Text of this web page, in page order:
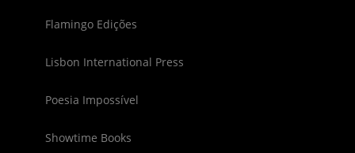
Flamingo Edições
Lisbon International Press
Poesia Impossível
Showtime Books